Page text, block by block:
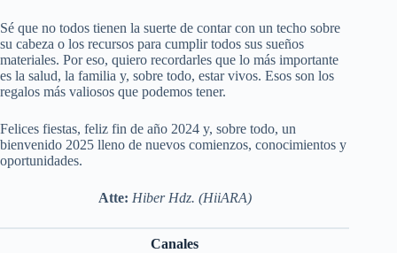
Sé que no todos tienen la suerte de contar con un techo sobre
su cabeza o los recursos para cumplir todos sus sueños
materiales. Por eso, quiero recordarles que lo más importante
es la salud, la familia y, sobre todo, estar vivos. Esos son los
regalos más valiosos que podemos tener.
Felices fiestas, feliz fin de año 2024 y, sobre todo, un
bienvenido 2025 lleno de nuevos comienzos, conocimientos y
oportunidades.
Atte: Hiber Hdz. (HiiARA)
Canales